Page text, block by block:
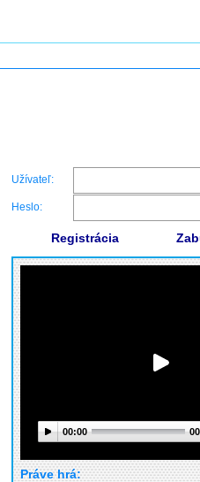
Užívateľ:
Heslo:
Registrácia
00:00
Práve hrá: